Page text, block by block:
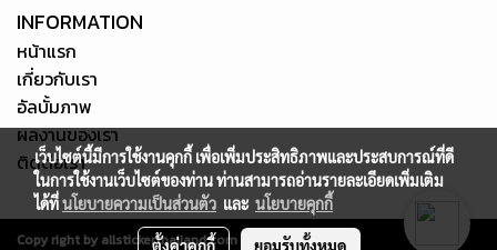
INFORMATION
หน้าแรก
เกี่ยวกับเรา
อัลบั้มภาพ
ผลงานของเรา
ติดต่อเรา
Copy right by allstickerthailand.com
เว็บไซต์นี้มีการใช้งานคุกกี้ เพื่อเพิ่มประสิทธิภาพและประสบการณ์ที่ดี
ในการใช้งานเว็บไซต์ของท่าน ท่านสามารถอ่านรายละเอียดเพิ่มเติม
ได้ที่นโยบายความเป็นส่วนตัว และ นโยบายคุกกี้
ตั้งค่าคุกกี้ ยอมรับทั้งหมด